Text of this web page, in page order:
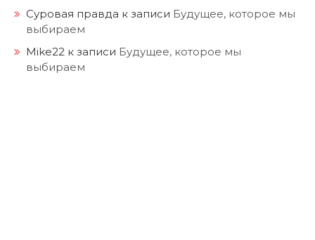
Суровая правда к записи Будущее, которое мы
выбираем
Mike22 к записи Будущее, которое мы
выбираем